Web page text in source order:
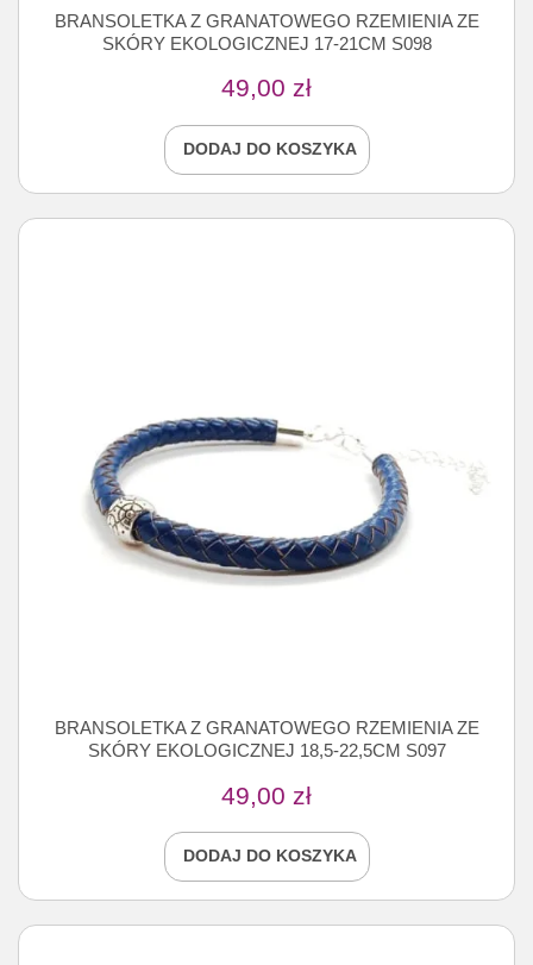
BRANSOLETKA Z GRANATOWEGO RZEMIENIA ZE
SKÓRY EKOLOGICZNEJ 17-21CM S098
49,00 zł
DODAJ DO KOSZYKA
BRANSOLETKA Z GRANATOWEGO RZEMIENIA ZE
SKÓRY EKOLOGICZNEJ 18,5-22,5CM S097
49,00 zł
DODAJ DO KOSZYKA